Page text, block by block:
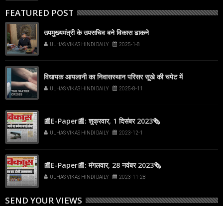
FEATURED POST
उपमुख्यमंत्री के उपसचिव बने विकास ढाकने
ULHAS VIKAS HINDI DAILY 2025-1-8
विधायक आयलानी का निवासस्थान परिसर सूखे की चपेट में
ULHAS VIKAS HINDI DAILY 2025-8-11
📰E-Paper📰: शुक्रवार, 1 दिसंबर 2023🗞
ULHAS VIKAS HINDI DAILY 2023-12-1
📰E-Paper📰: मंगलवार, 28 नवंबर 2023🗞
ULHAS VIKAS HINDI DAILY 2023-11-28
SEND YOUR VIEWS